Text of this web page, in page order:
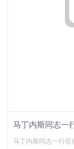
马丁内斯同志一
马丁内斯同志一行